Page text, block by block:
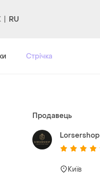
RU
Стрічка
Продавець
Lorsershop
Київ